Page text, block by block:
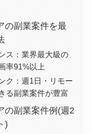
の副業案件を最
ス：業界最大級の
率91%以上
ク：週1日・リモー
る副業案件が豊富
の副業案件例(週2
)